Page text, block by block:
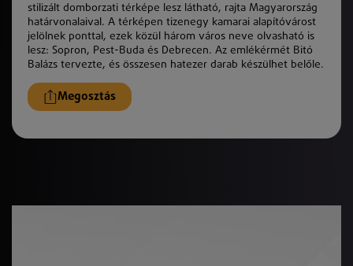
stilizált domborzati térképe lesz látható, rajta Magyarország
határvonalaival. A térképen tizenegy kamarai alapítóvárost
jelölnek ponttal, ezek közül három város neve olvasható is
lesz: Sopron, Pest-Buda és Debrecen. Az emlé kérmét Bitó
Balázs tervezte, és összesen hatezer darab készülhet belőle.
Megosztás